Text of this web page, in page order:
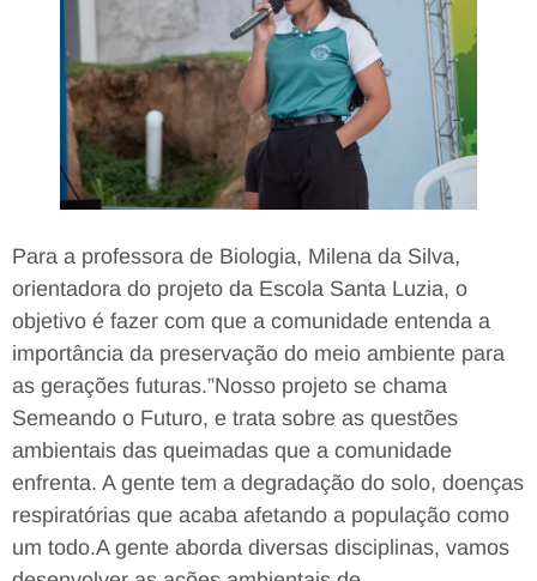
Para a professora de Biologia, Milena da Silva,
orientadora do projeto da Escola Santa Luzia, o
objetivo é fazer com que a comunidade entenda a
importância da preservação do meio ambiente para
as gerações futuras.”Nosso projeto se chama
Semeando o Futuro, e trata sobre as questões
ambientais das queimadas que a comunidade
enfrenta. A gente tem a degradação do solo, doenças
respiratórias que acaba afetando a população como
um todo.A gente aborda diversas disciplinas, vamos